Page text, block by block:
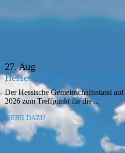
27. Aug
Hessen-Empfang auf der
Der Hessische Gemeinschaftsstand
2026 zum Treffpunkt für die ...
MEHR DAZU